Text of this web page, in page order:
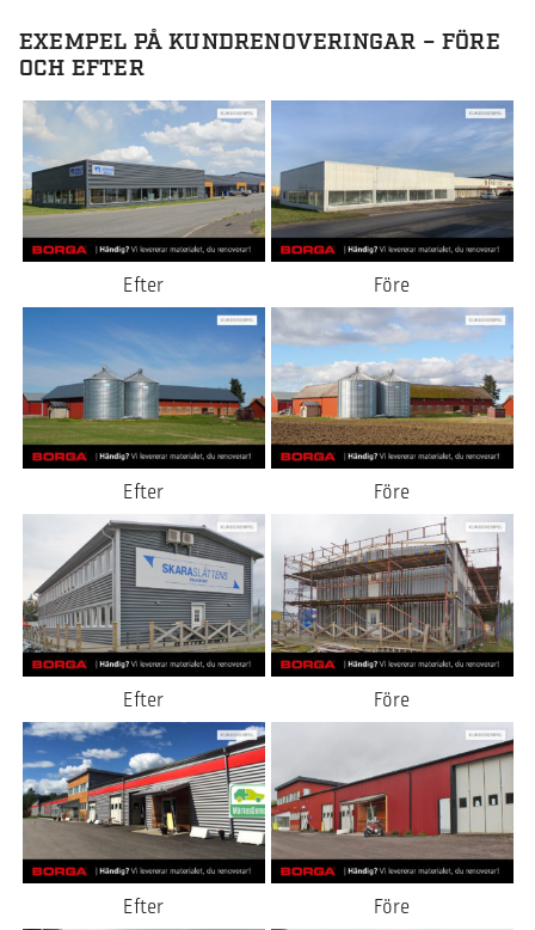
EXEMPEL PÅ KUNDRENOVERINGAR – FÖRE
OCH EFTER
Efter Före
Efter Före
Efter Före
Efter Före